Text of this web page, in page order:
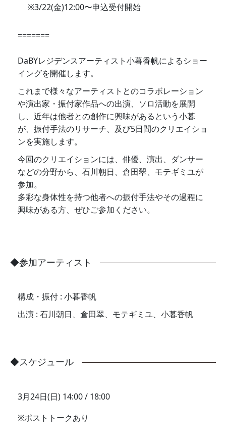
※3/22(金)12:00〜申込受付開始
=======
DaBYレジデンスアーティスト小暮香帆によるショー
イングを開催します。
これまで様々なアーティストとのコラボレーション
や演出家・振付家作品への出演、ソロ活動を展開
し、近年は他者との創作に興味があるという小暮
が、振付手法のリサーチ、及び5日間のクリエイショ
ンを実施します。
今回のクリエイションには、俳優、演出、ダンサー
などの分野から、石川朝日、倉田翠、モテギミユが
参加。
多彩な身体性を持つ他者への振付手法やその過程に
興味がある方、ぜひご参加ください。
参加アーティスト
構成・振付 : 小暮香帆
出演 : 石川朝日、倉田翠、モテギミユ、小暮香帆
スケジュール
3月24日(日) 14:00 / 18:00
ポストトークあり